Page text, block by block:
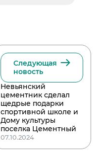
Следующая
новость
Невьянский
цементник сделал
щедрые подарки
спортивной школе и
Дому культуры
поселка Цементный
07.10.2024